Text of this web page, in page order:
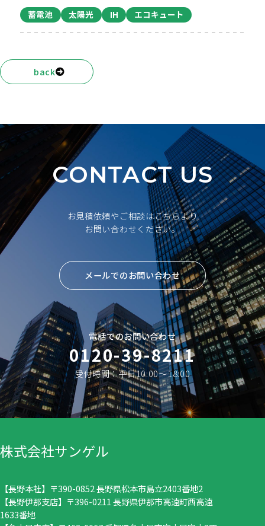
蓄電池 太陽光 IH エコキュート
back
CONTACT US
お見積依頼やご相談はこちらより
お問い合わせください。
メールでのお問い合わせ
電話でのお問い合わせ
0120-39-8211
受付時間：平日10:00〜18:00
株式会社サンゲル
【長野本社】〒390-0852 長野県松本市島立2403番地2
【長野伊那支店】〒396-0211 長野県伊那市高遠町西高遠
1633番地